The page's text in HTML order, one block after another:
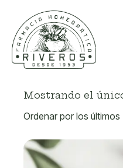
Mostrando el